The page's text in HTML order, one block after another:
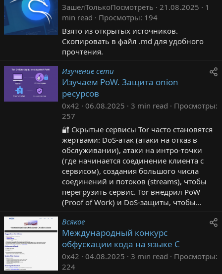
ЗашелТолькоПосмотреть 21.08.2025
1
min read
Просмотры 194
Взято из открытых источников.
Скопировать в файл .md для удобного
прочтения.
Изучение сети
Изучаем PoW. Защита onion
ресурсов
0x42 06.08.2025 3 min read
Просмотры
257
🔐 Скрытые сервисы Tor часто становятся
жертвами: DoS-атак (атаки на отказ в
обслуживании), атаки на интро-точки
(где начинается соединение клиента с
сервисом), создания большого числа
соединений и потоков (streams), чтобы
перегрузить сервис. Tor внедрил PoW
(Proof of Work) и DoS-защиты, чтобы...
Всякое
Международный конкурс
обфускации кода на языке C
0x42 04.08.2025 3 min read
Просмотры
224